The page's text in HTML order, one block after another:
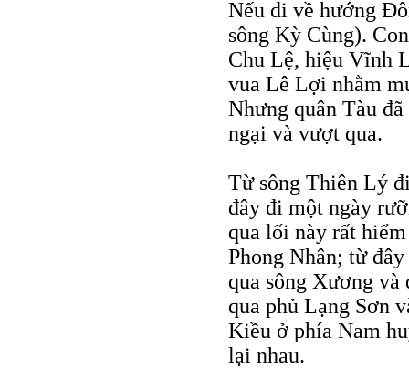
Nếu đi về hướng
sông Kỳ Cùng).
Chu Lệ, hiệu Vĩnh
vua Lê Lợi nhằm
Nhưng quân Tàu
ngại và vượt qua.
Từ sông Thiên Lý
đây đi một ngày
qua lối này rất
Phong Nhân; từ
qua sông Xương
qua phủ Lạng Sơn
Kiều ở phía Nam
lại nhau.